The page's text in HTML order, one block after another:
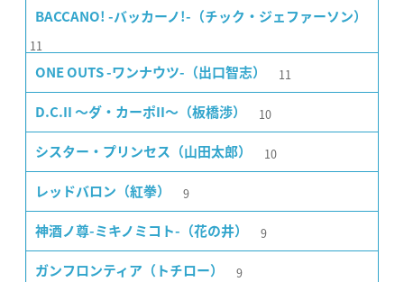
BACCANO! -バッカーノ!-（チック・ジェファーソン）
11
ONE OUTS -ワンナウツ-（出口智志） 11
D.C.II 〜ダ・カーポII〜（板橋渉） 10
シスター・プリンセス（山田太郎） 10
レッドバロン（紅拳） 9
神酒ノ尊-ミキノミコト-（花の井） 9
ガンフロンティア（トチロー） 9